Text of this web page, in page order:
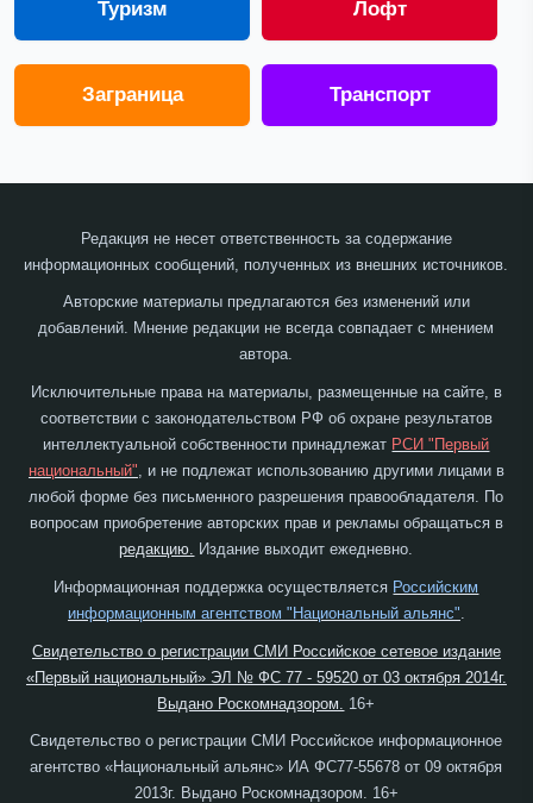
Туризм Лофт
Заграница Транспорт
Редакция не несет ответственность за содержание
информационных сообщений, полученных из внешних источников.
Авторские материалы предлагаются без изменений или
добавлений. Мнение редакции не всегда совпадает с мнением
автора.
Исключительные права на материалы, размещенные на сайте, в
соответствии с законодательством РФ об охране результатов
интеллектуальной собственности принадлежат РСИ "Первый
национальный", и не подлежат использованию другими лицами в
любой форме без письменного разрешения правообладателя. По
вопросам приобретение авторских прав и рекламы обращаться в
редакцию. Издание выходит ежедневно.
Информационная поддержка осуществляется Российским
информационным агентством "Национальный альянс"
Свидетельство о регистрации СМИ Российское сетевое издание
«Первый национальный» ЭЛ № ФС 77 - 59520 от 03 октября 2014г.
Выдано Роскомнадзором.
16+
Свидетельство о регистрации СМИ Российское информационное
агентство «Национальный альянс» ИА ФС77-55678 от 09 октября
2013г. Выдано Роскомнадзором. 16+